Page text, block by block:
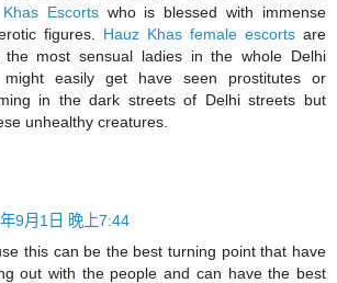
Escortswho is blessed with immense
figures. Hauz Khas female escorts are
the most sensual ladies in the whole Delhi
might easily get have seen prostitutes or
in the dark streets of Delhi streets but
unhealthy creatures.
9月1日 晚上7:44
this can be the best turning point that have
out with the people and can have the best